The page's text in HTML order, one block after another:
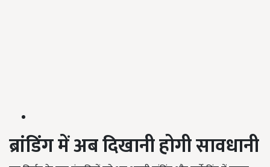
ब्रांडिंग में अब दिखानी होगी सावधानी